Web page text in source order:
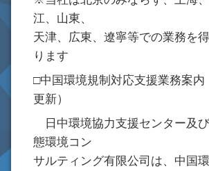
江、山東、
天津、広東、遼寧等での業務を
ります
□中国環境規制対応支援業務案内
更新）
日中環境協力支援センター及
態環境コン
サルティング有限公司は、中国